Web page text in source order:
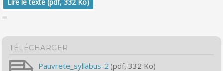
Lire le texte (pdf, 332 Ko)
TÉLÉCHARGER
Pauvrete_syllabus-2 (pdf, 332 Ko)